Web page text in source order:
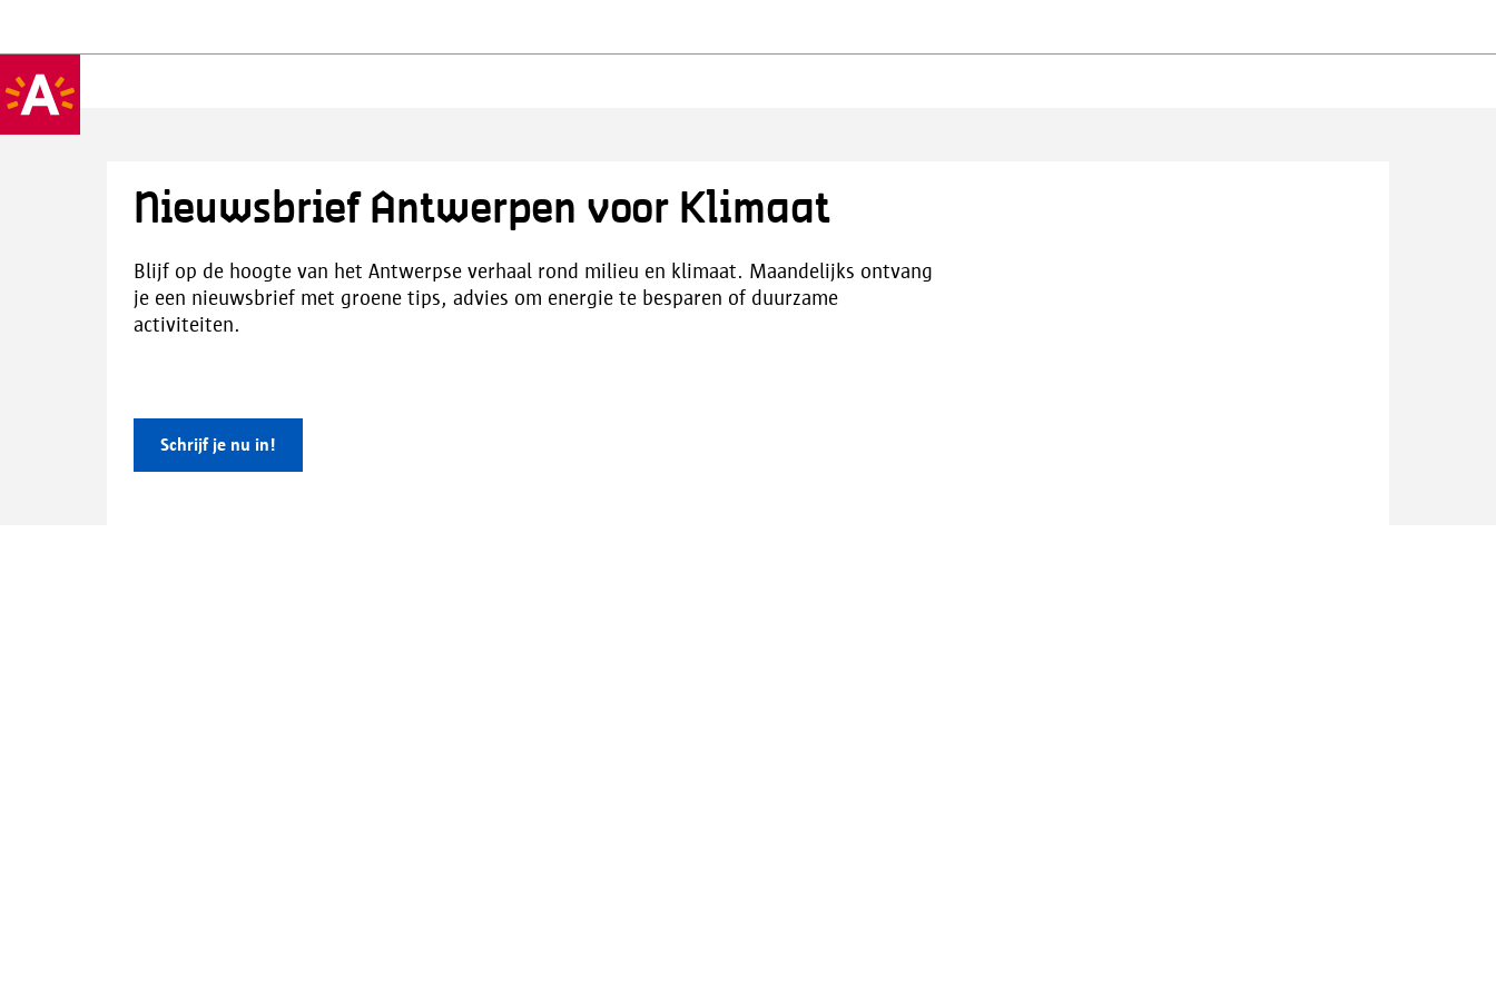
Nieuwsbrief Antwerpen voor Klimaat
Blijf op de hoogte van het Antwerpse verhaal rond milieu en klimaat. Maandelijks ontvang
je een nieuwsbrief met groene tips, advies om energie te besparen of duurzame
activiteiten.
Schrijf je nu in!